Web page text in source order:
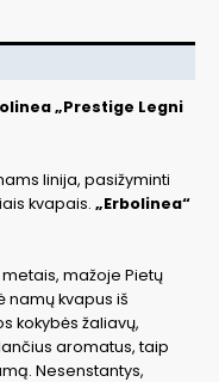
„Prestige Legni
linija, pasižyminti
kvapais. „Erbolinea“
mažoje Pietų
namų kvapus iš
kokybės žaliavų,
aromatus, taip
Nesenstantys,